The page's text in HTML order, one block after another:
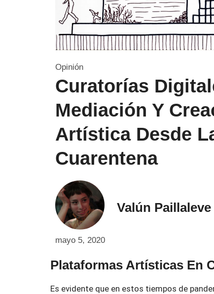
Opinión
Curatorías
Mediación Y
Artística Desde
Cuarentena
Valún Paillaleve
mayo 5, 2020
Plataformas Artísticas En
Es evidente que en estos tiempos de